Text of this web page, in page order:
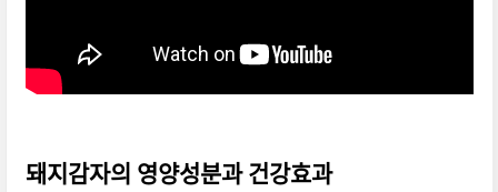
돼지감자의 영양성분과 건강효과